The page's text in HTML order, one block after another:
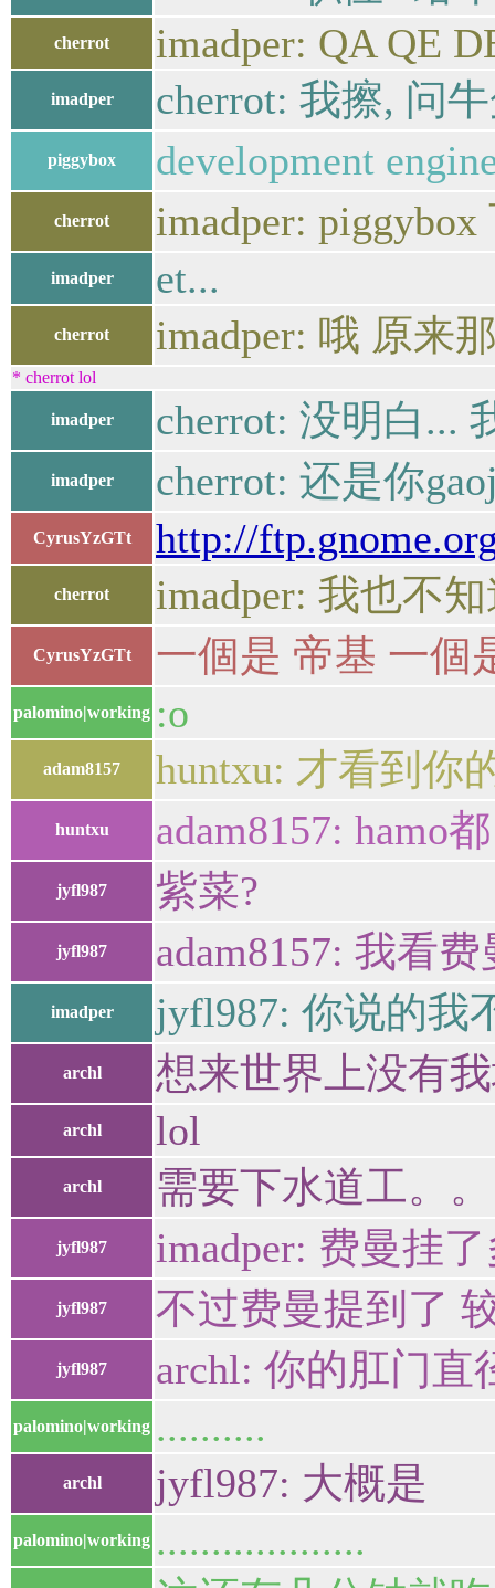
cherrot imadper: QA QE
imadper cherrot: 我擦, 问
piggybox development
cherrot imadper:
imadper et...
cherrot imadper: 哦 原来
* cherrot lol
imadper cherrot: 没明白...
imadper cherrot: 还是你
CyrusYzGTt http://
cherrot imadper: 我也不
CyrusYzGTt 一個是 帝基 一個
palomino|working :o
adam8157 huntxu: 才看到你
huntxu adam8157: hamo
jyfl987 紫菜?
jyfl987 adam8157: 我看
imadper jyfl987: 你说的我
archl 想来世界上没有
archl lol
archl 需要下水道工。
jyfl987 imadper: 费曼挂
jyfl987 不过费曼提到了
jyfl987 archl: 你的肛门直
palomino|working ..........
archl jyfl987: 大概是
palomino|working ...................